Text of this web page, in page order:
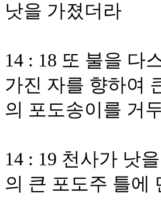
낫을 가졌더라
14 : 18 또 불을 다
가진 자를 향하여
의 포도송이를 거
14 : 19 천사가 낫
의 큰 포도주 틀에